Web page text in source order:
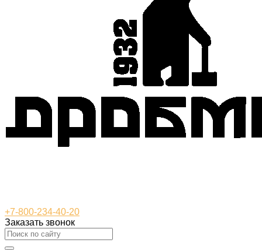
+7-800-234-40-20
Заказать звонок